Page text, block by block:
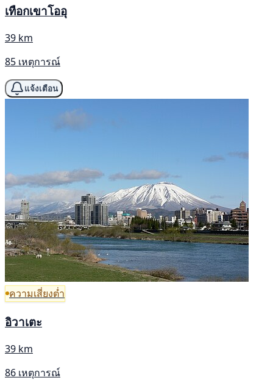
เทือกเขาโออุ
39 km
85 เหตุการณ์
แจ้งเตือน
ความเสี่ยงต่ำ
อิวาเตะ
39 km
86 เหตุการณ์